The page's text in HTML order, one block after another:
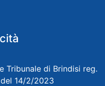
Tribunale di Brindisi reg.
14/2/2023